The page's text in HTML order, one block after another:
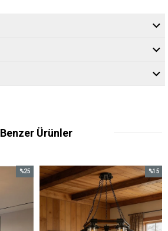
Benzer Ürünler
%15
İndirim
%15İndirim